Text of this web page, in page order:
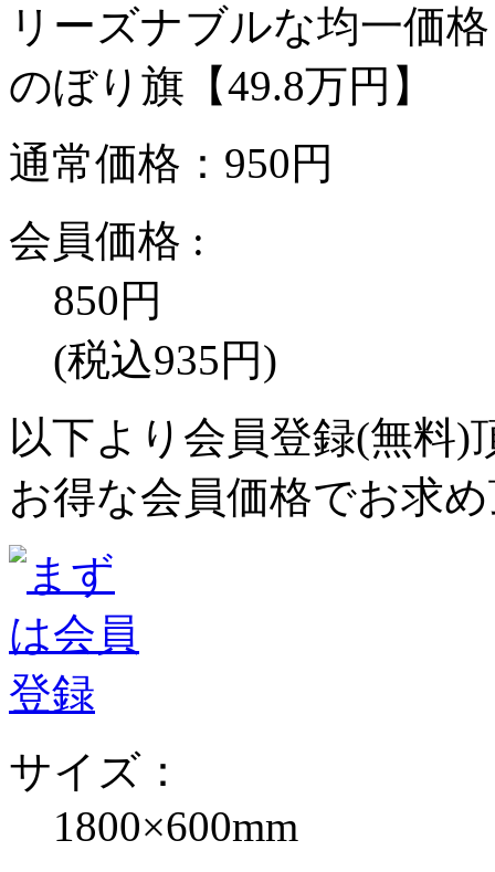
リーズナブルな均一価
のぼり旗【49.8万円】
通常価格：950円
会員価格 :
850円
(税込935円)
以下より会員登録(無料)
お得な会員価格でお求
サイズ：
1800×600mm